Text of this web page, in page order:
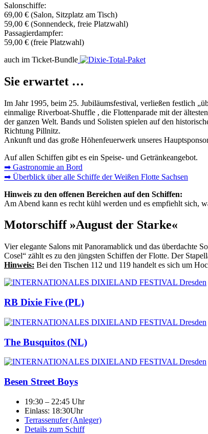
Salonschiffe:
69,00 € (Salon, Sitzplatz am Tisch)
59,00 € (Sonnendeck, freie Platzwahl)
Passagierdampfer:
59,00 € (freie Platzwahl)
auch im Ticket-Bundle
Sie erwartet …
Im Jahr 1995, beim 25. Jubiläumsfestival, verließen festlich
einmalige Riverboat-Shuffle , die Flottenparade mit der
der ganzen Welt. Bands und Solisten spielen auf den
Richtung Pillnitz.
Ankunft und das große Höhenfeuerwerk unseres
Auf allen Schiffen gibt es ein Speise- und Getränkeangebot.
➡︎ Gastronomie an Bord
➡︎ Überblick über alle Schiffe der Weißen Flotte Sachsen
Hinweis zu den offenen Bereichen auf den Schiffen:
Am Abend kann es recht kühl werden und es empfiehlt sich,
Motorschiff »August der Starke«
Vier elegante Salons mit Panoramablick und das überdachte
Cosel“ zählt es zu den jüngsten Schiffen der Flotte. Der
Hinweis: Bei den Tischen 112 und 119 handelt es sich um
RB Dixie Five (PL)
The Busquitos (NL)
Besen Street Boys
19:30 – 22:45 Uhr
Einlass: 18:30Uhr
Terrassenufer (Anleger)
Details zum Schiff